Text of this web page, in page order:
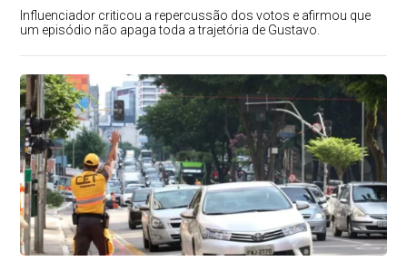
Influenciador criticou a repercussão dos votos e afirmou que
um episódio não apaga toda a trajetória de Gustavo.